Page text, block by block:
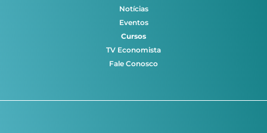
Notícias
Eventos
Cursos
TV Economista
Fale Conosco